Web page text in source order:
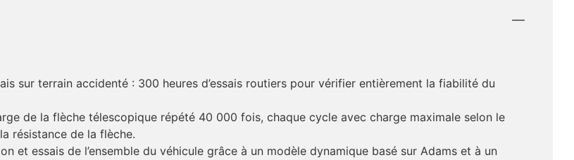
sur terrain accidenté : 300 heures d’essais routiers pour vérifier entièrement la fiabilité du
de la flèche télescopique répété 40 000 fois, chaque cycle avec charge maximale selon le
résistance de la flèche.
et essais de l’ensemble du véhicule grâce à un modèle dynamique basé sur Adams et à un